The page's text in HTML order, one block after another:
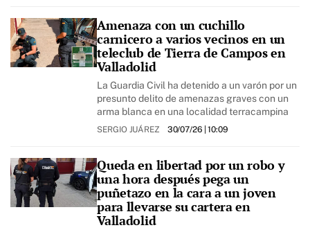
Amenaza con un cuchillo
carnicero a varios vecinos en un
teleclub de Tierra de Campos en
Valladolid
La Guardia Civil ha detenido a un varón por un
presunto delito de amenazas graves con un
arma blanca en una localidad terracampina
SERGIO JUÁREZ 30/07/26| 10:09
Queda en libertad por un robo y
una hora después pega un
puñetazo en la cara a un joven
para llevarse su cartera en
Valladolid